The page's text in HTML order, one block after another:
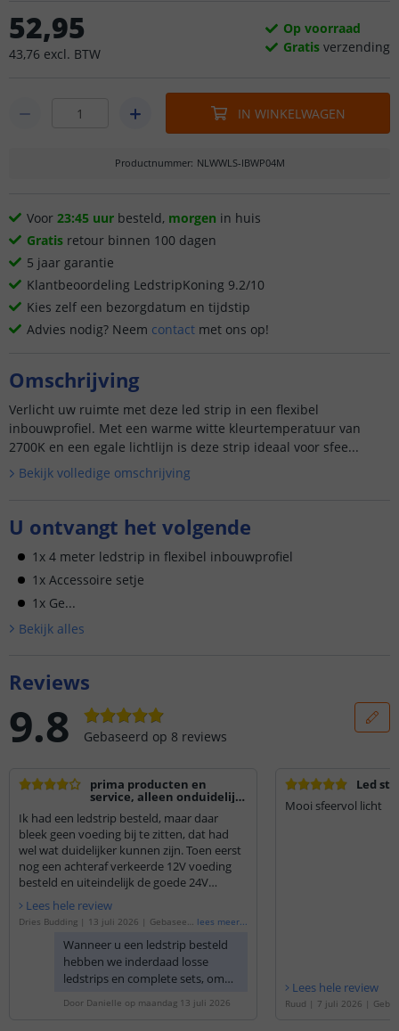
52,95
43,76 excl. BTW
Op voorraad
Gratis verzending
IN WINKELWAGEN
Productnummer: NLWWLS-IBWP04M
Voor 23:45 uur besteld, morgen in huis
Gratis retour binnen 100 dagen
5 jaar garantie
Klantbeoordeling LedstripKoning 9.2/10
Kies zelf een bezorgdatum en tijdstip
Advies nodig? Neem contact met ons op!
Omschrijving
Verlicht uw ruimte met deze led strip in een flexibel
inbouwprofiel. Met een warme witte kleurtemperatuur van
2700K en een egale lichtlijn is deze strip ideaal voor sfee...
Bekijk volledige omschrijving
U ontvangt het volgende
1x 4 meter ledstrip in flexibel inbouwprofiel
1x Accessoire setje
1x Ge...
Bekijk alles
Reviews
9.8 Gebaseerd op 8 reviews
prima producten en
service, alleen onduidelijk
Ik had een ledstrip besteld, maar daar
bleek geen voeding bij te zitten, dat had
wel wat duidelijker kunnen zijn. Toen eerst
nog een achteraf verkeerde 12V voeding
besteld en uiteindelijk de goede 24V
voeding. Daardoor was het een heel gedoe.
Dit had wel wat duidelijker aangegeven
kunnen worden allemaal.
Lees hele review
Dries Budding | 13 juli 2026 | Gebaseerd
fiel | warm wit | 2 meter'
lees meer...
Wanneer u een ledstrip besteld
hebben we inderdaad losse
ledstrips en complete sets, om
set heeft kunt u altijd onderaan
Door Danielle op maandag 13 juli 2026
Led
Mooi sfeervol licht
Lees hele review
Ruud | 7 juli 2026 |